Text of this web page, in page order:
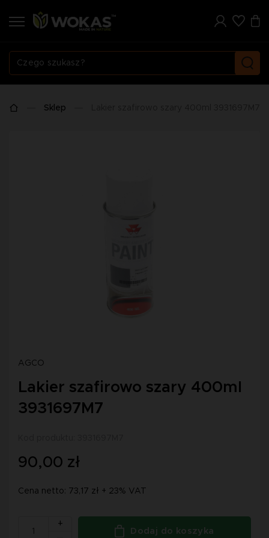
Sklep
AGCO
Lakier szafirowo szary 400ml
3931697M7
90,00 zł
Cena netto: 73,17 zł + 23% VAT
+
Dodaj do koszyka